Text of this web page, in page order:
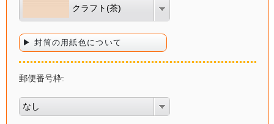
クラフト(茶)
▶ 封筒の用紙色について
郵便番号枠:
なし